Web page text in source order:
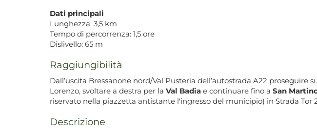
Dati principali
Lunghezza: 3,5 km
Tempo di percorrenza: 1,5 ore
Dislivello: 65 m
Raggiungibilità
Dall’uscita Bressanone nord/Val Pusteria dell’autostrada A22
Lorenzo, svoltare a destra per la Val Badia e continuare fino a San
riservato nella piazzetta antistante l'ingresso del municipio) in Strada Tor
Descrizione